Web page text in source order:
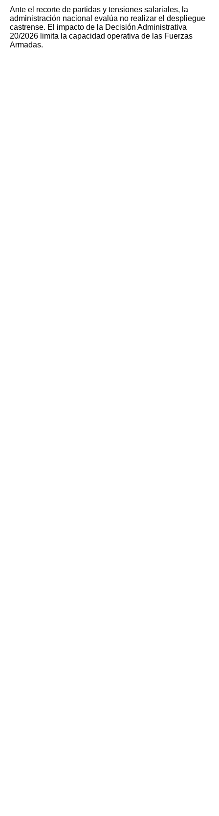
Ante el recorte de partidas y tensiones salariales, la
administración nacional evalúa no realizar el despliegue
castrense. El impacto de la Decisión Administrativa
20/2026 limita la capacidad operativa de las Fuerzas
Armadas.